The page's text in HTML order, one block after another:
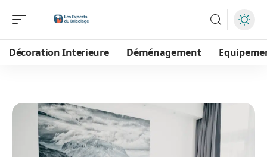
Décoration Interieure Déménagement